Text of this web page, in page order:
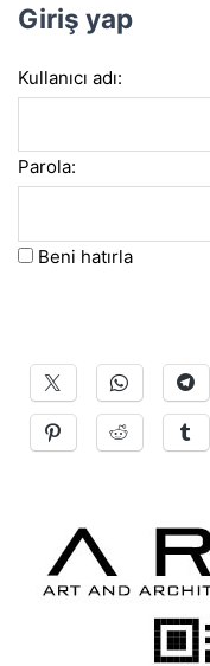
Giriş yap
Kullanıcı adı:
Parola:
Beni hatırla